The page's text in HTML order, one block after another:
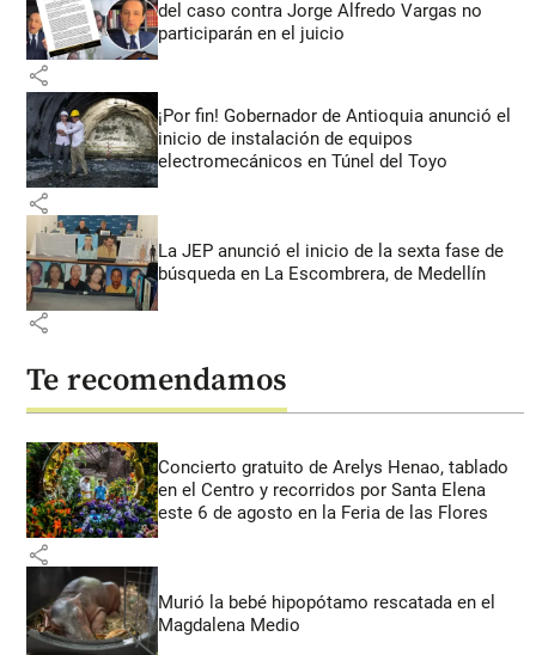
del caso contra Jorge Alfredo Vargas no
participarán en el juicio
share
¡Por fin! Gobernador de Antioquia anunció el
inicio de instalación de equipos
electromecánicos en Túnel del Toyo
share
La JEP anunció el inicio de la sexta fase de
búsqueda en La Escombrera, de Medellín
share
Te recomendamos
Concierto gratuito de Arelys Henao, tablado
en el Centro y recorridos por Santa Elena
este 6 de agosto en la Feria de las Flores
share
Murió la bebé hipopótamo rescatada en el
Magdalena Medio